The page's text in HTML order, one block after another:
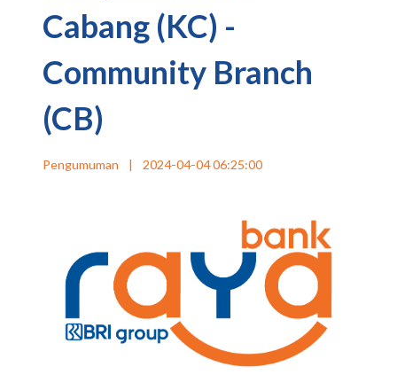
Cabang (KC) -
Community Branch
(CB)
Pengumuman | 2024-04-04 06:25:00